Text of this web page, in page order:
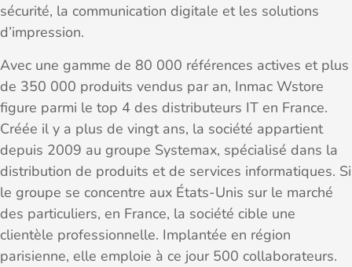
sécurité, la communication digitale et les solutions
d’impression.
Avec une gamme de 80 000 références actives et plus
de 350 000 produits vendus par an, Inmac Wstore
figure parmi le top 4 des distributeurs IT en France.
Créée il y a plus de vingt ans, la société appartient
depuis 2009 au groupe Systemax, spécialisé dans la
distribution de produits et de services informatiques. Si
le groupe se concentre aux États-Unis sur le marché
des particuliers, en France, la société cible une
clientèle professionnelle. Implantée en région
parisienne, elle emploie à ce jour 500 collaborateurs.